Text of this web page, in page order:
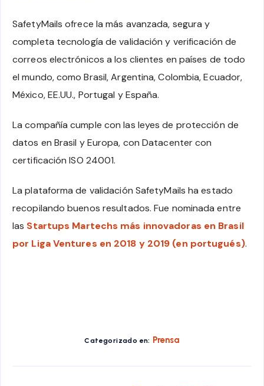
SafetyMails ofrece la más avanzada, segura y
completa tecnología de validación y verificación de
correos electrónicos a los clientes en países de todo
el mundo, como Brasil, Argentina, Colombia, Ecuador,
México, EE.UU., Portugal y España.
La compañía cumple con las leyes de protección de
datos en Brasil y Europa, con Datacenter con
certificación ISO 24001.
La plataforma de validación SafetyMails ha estado
recopilando buenos resultados. Fue nominada entre
las Startups Martechs más innovadoras en Brasil
por Liga Ventures en 2018 y 2019 (en portugués).
Categorizado en: Prensa